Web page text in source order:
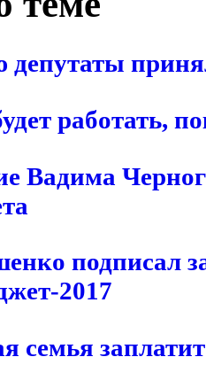
депутаты
работать,
Вадима
подписал
2017
семья